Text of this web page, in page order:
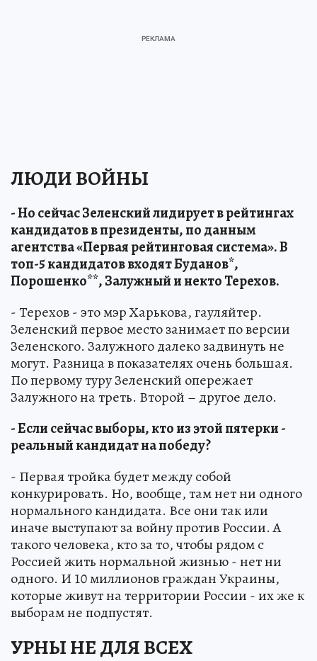
ЛЮДИ ВОЙНЫ
- Но сейчас Зеленский лидирует в рейтингах
кандидатов в президенты, по данным
агентства «Первая рейтинговая система». В
топ-5 кандидатов входят Буданов*,
Порошенко**, Залужный и некто Терехов.
- Терехов - это мэр Харькова, гауляйтер.
Зеленский первое место занимает по версии
Зеленского. Залужного далеко задвинуть не
могут. Разница в показателях очень большая.
По первому туру Зеленский опережает
Залужного на треть. Второй – другое дело.
- Если сейчас выборы, кто из этой пятерки -
реальный кандидат на победу?
- Первая тройка будет между собой
конкурировать. Но, вообще, там нет ни одного
нормального кандидата. Все они так или
иначе выступают за войну против России. А
такого человека, кто за то, чтобы рядом с
Россией жить нормальной жизнью - нет ни
одного. И 10 миллионов граждан Украины,
которые живут на территории России - их же к
выборам не подпустят.
УРНЫ НЕ ДЛЯ ВСЕХ